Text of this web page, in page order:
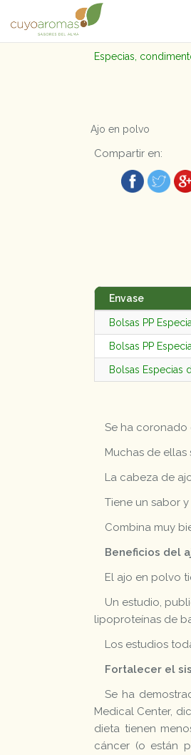
Especias,
Ajo en polvo
Compartir en:
Envase
Bolsas PP
Bolsas PP
Bolsas Especias
Se ha coronado
Muchas de
La cabeza de
Tiene un sabor
Combina muy
Beneficios del
El ajo en polvo
Un estudio,
lipoproteínas de
Los estudios
Fortalecer el
Se ha
Medical Center,
dieta tienen
cáncer (o están